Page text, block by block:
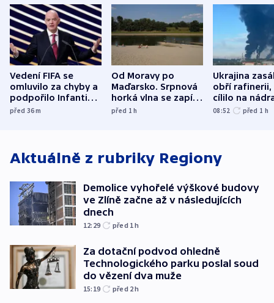
Vedení FIFA se
omluvilo za chyby a
podpořilo Infantina.
UEFA trvá na
před 36m
Od Moravy po
Maďarsko. Srpnová
horká vlna se zapíše
do dějin
před 1h
Ukrajina
obří rafinerii,
cílilo na
autobus
08:52 před 1 h
Aktuálně z rubriky Regiony
Demolice vyhořelé výškové budovy
ve Zlíně začne až v následujících
dnech
12:29 před 1h
Za dotační podvod ohledně
Technologického parku poslal soud
do vězení dva muže
15:19 před 2h